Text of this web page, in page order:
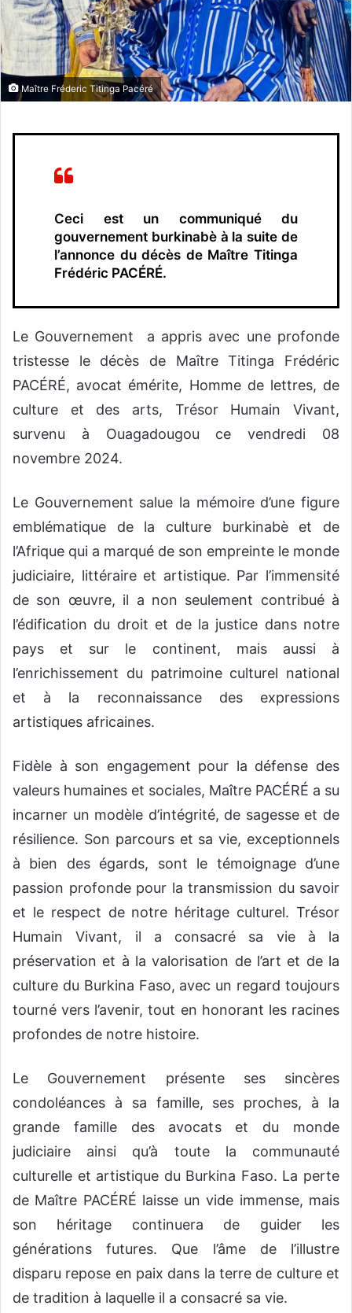
c
o
u
r
r
i
l
Maître Fréderic Titinga Pacéré
Ceci est un communiqué du
gouvernement burkinabè à la suite de
l’annonce du décès de Maître Titinga
Frédéric PACÉRÉ.
Le Gouvernement a appris avec une profonde
tristesse le décès de Maître Titinga Frédéric
PACÉRÉ, avocat émérite, Homme de lettres, de
culture et des arts, Trésor Humain Vivant,
survenu à Ouagadougou ce vendredi 08
novembre 2024.
Le Gouvernement salue la mémoire d’une figure
emblématique de la culture burkinabè et de
l’Afrique qui a marqué de son empreinte le monde
judiciaire, littéraire et artistique. Par l’immensité
de son œuvre, il a non seulement contribué à
l’édification du droit et de la justice dans notre
pays et sur le continent, mais aussi à
l’enrichissement du patrimoine culturel national
et à la reconnaissance des expressions
artistiques africaines.
Fidèle à son engagement pour la défense des
valeurs humaines et sociales, Maître PACÉRÉ a su
incarner un modèle d’intégrité, de sagesse et de
résilience. Son parcours et sa vie, exceptionnels
à bien des égards, sont le témoignage d’une
passion profonde pour la transmission du savoir
et le respect de notre héritage culturel. Trésor
Humain Vivant, il a consacré sa vie à la
préservation et à la valorisation de l’art et de la
culture du Burkina Faso, avec un regard toujours
tourné vers l’avenir, tout en honorant les racines
profondes de notre histoire.
Le Gouvernement présente ses sincères
condoléances à sa famille, ses proches, à la
grande famille des avocats et du monde
judiciaire ainsi qu’à toute la communauté
culturelle et artistique du Burkina Faso. La perte
de Maître PACÉRÉ laisse un vide immense, mais
son héritage continuera de guider les
générations futures. Que l’âme de l’illustre
disparu repose en paix dans la terre de culture et
de tradition à laquelle il a consacré sa vie.